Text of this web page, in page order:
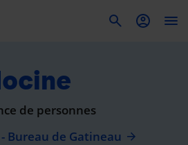
de personnes
Bureau de Gatineau